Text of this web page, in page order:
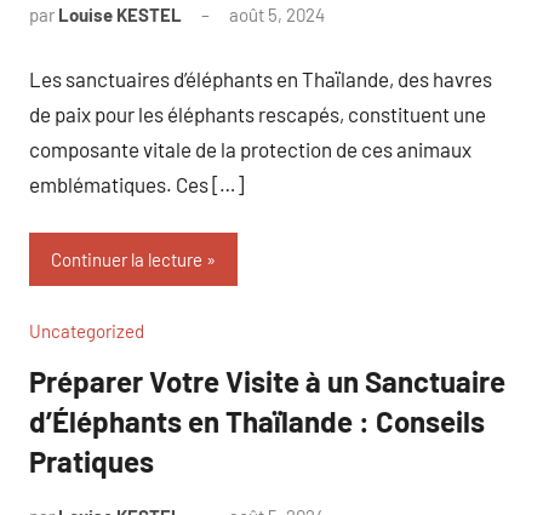
par Louise KESTEL août 5, 2024
Les sanctuaires d’éléphants en Thaïlande, des havres
de paix pour les éléphants rescapés, constituent une
composante vitale de la protection de ces animaux
emblématiques. Ces […]
Continuer la lecture
Uncategorized
Préparer Votre Visite à un Sanctuaire
d’Éléphants en Thaïlande : Conseils
Pratiques